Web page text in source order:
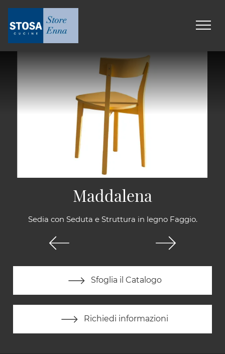
Sedia con Seduta e Struttura in legno Faggio.
Sfoglia il Catalogo
Richiedi informazioni
Maddalena